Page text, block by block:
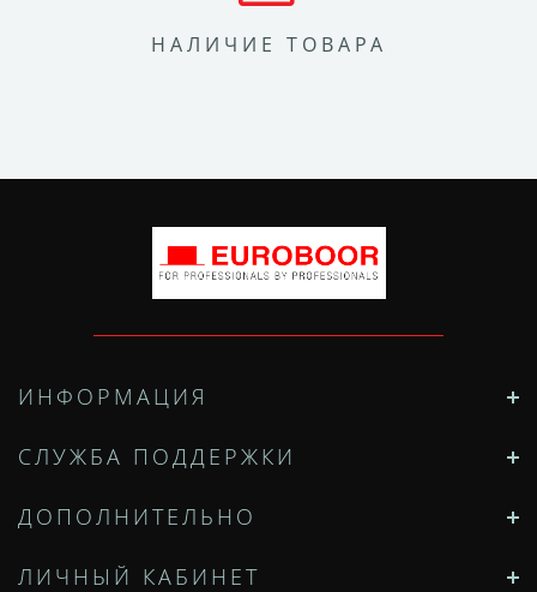
НАЛИЧИЕ ТОВАРА
ИНФОРМАЦИЯ
СЛУЖБА ПОДДЕРЖКИ
ДОПОЛНИТЕЛЬНО
ЛИЧНЫЙ КАБИНЕТ